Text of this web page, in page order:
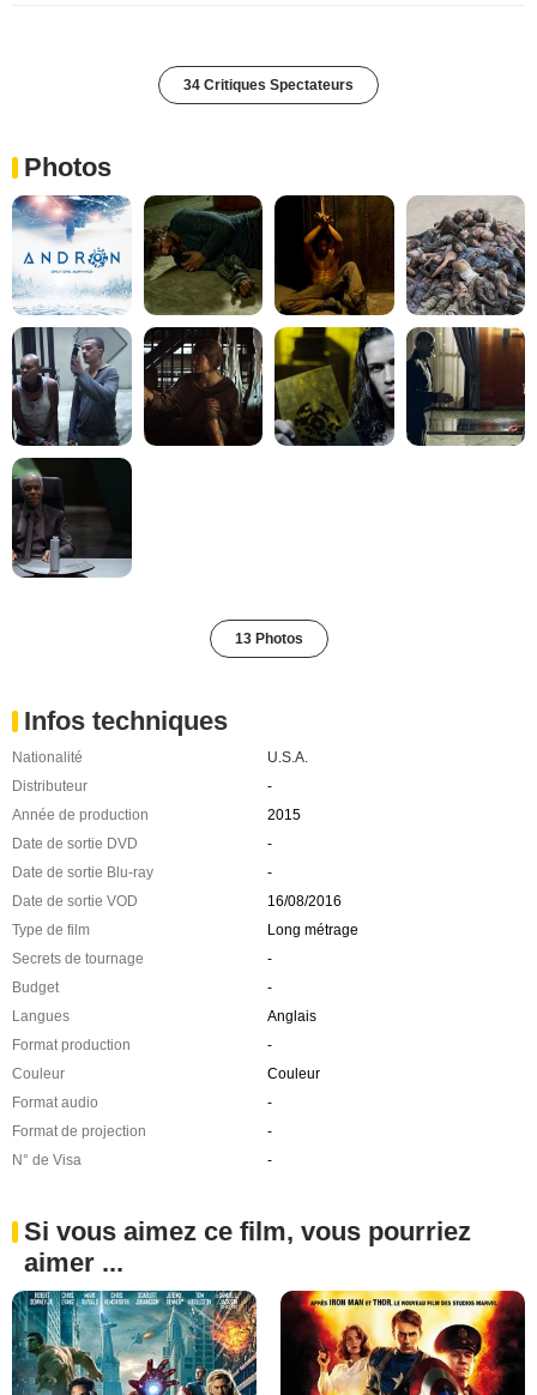
34 Critiques Spectateurs
Photos
13 Photos
Infos techniques
Nationalité
U.S.A.
Distributeur
-
Année de production
2015
Date de sortie DVD
-
Date de sortie Blu-ray
-
Date de sortie VOD
16/08/2016
Type de film
Long métrage
Secrets de tournage
-
Budget
-
Langues
Anglais
Format production
-
Couleur
Couleur
Format audio
-
Format de projection
-
N° de Visa
-
Si vous aimez ce film, vous pourriez
aimer ...